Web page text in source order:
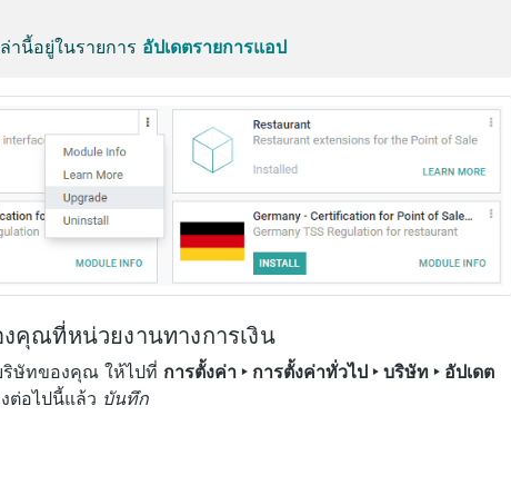
านี้อยู่ในรายการ อัปเดตรายการแอป
คุณที่หน่วยงานทางการเงิน
ริษัทของคุณ ให้ไปที่ การตั้งค่า ‣ การตั้งค่าทั่วไป ‣ บริษัท ‣ อัปเดต
ต่อไปนี้แล้ว บันทึก